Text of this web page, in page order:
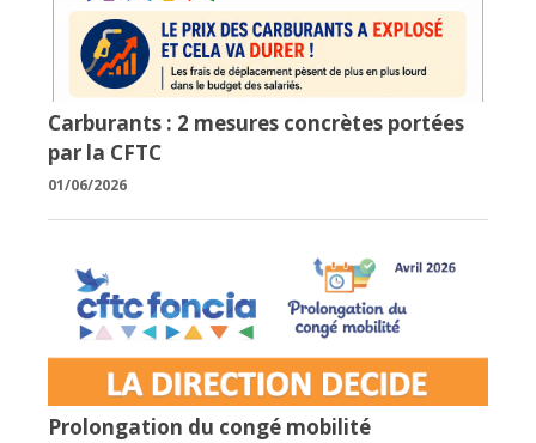
Carburants : 2 mesures concrètes portées
par la CFTC
01/06/2026
Prolongation du congé mobilité